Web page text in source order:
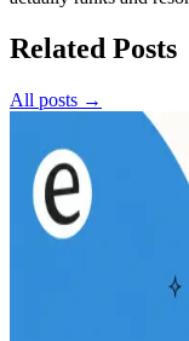
Related Posts
All posts →